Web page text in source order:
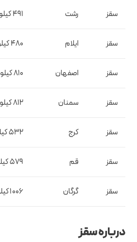
سقز رشت 491 کیلومتر
سقز ایلام 480 کیلومتر
سقز اصفهان 810 کیلومتر
سقز سمنان 812 کیلومتر
سقز کرج 532 کیلومتر
سقز قم 579 کیلومتر
سقز گرگان 1006 کیلومتر
درباره سقز